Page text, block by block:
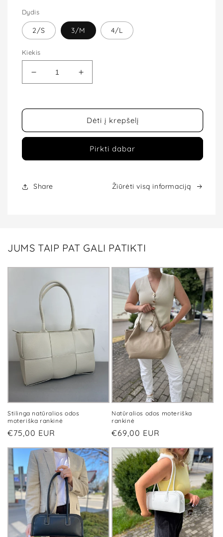
Dydis
2/S 3/M 4/L
Kiekis
Sumažinti
Formuojančios
MARILYN
SHAPE
30
kiekį
Padidinti
Formuojančios
MARILYN
Lux
SHAPE
30
Dėti į krepšelį
Pirkti dabar
Share Žiūrėti visą informaciją
JUMS TAIP PAT GALI PATIKTI
Stilinga natūralios odos
moteriška rankinė
Įprasta
kaina
€75,00 EUR
Natūralios odos moteriška
rankinė
Įprasta
kaina
€69,00 EUR